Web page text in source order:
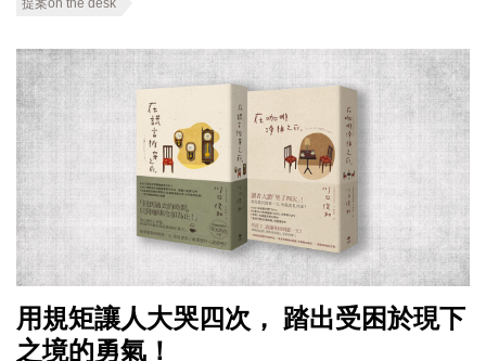
用規矩讓人大哭四次， 踏出受困於現下
之境的勇氣！